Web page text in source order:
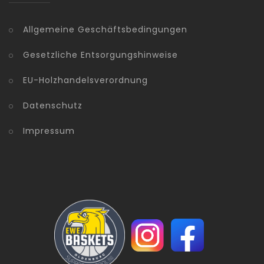
Allgemeine Geschäftsbedingungen
Gesetzliche Entsorgungshinweise
EU-Holzhandelsverordnung
Datenschutz
Impressum